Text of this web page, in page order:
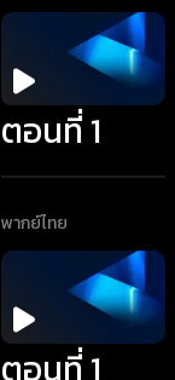
ตอนที่ 1
พากย์ไทย
ตอนที่ 1